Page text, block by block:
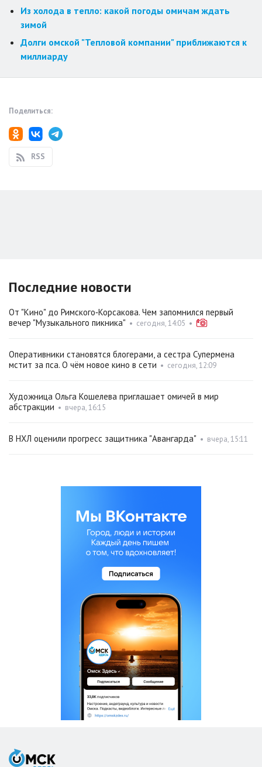
Из холода в тепло: какой погоды омичам ждать
зимой
Долги омской "Тепловой компании" приближаются к
миллиарду
Поделиться:
RSS
Последние новости
От "Кино" до Римского‑Корсакова. Чем запомнился первый
вечер "Музыкального пикника" • сегодня, 14:05 •
Оперативники становятся блогерами, а сестра Супермена
мстит за пса. О чём новое кино в сети • сегодня, 12:09
Художница Ольга Кошелева приглашает омичей в мир
абстракции • вчера, 16:15
В НХЛ оценили прогресс защитника "Авангарда" • вчера, 15:11